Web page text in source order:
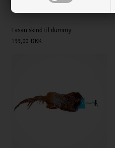
Fasan skind til dummy
199,00 DKK